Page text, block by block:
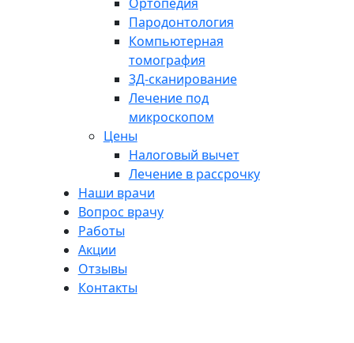
Пародонтология
Компьютерная
томография
3Д-сканирование
Лечение под
микроскопом
Цены
Налоговый вычет
Лечение в рассрочку
Наши врачи
Вопрос врачу
Работы
Акции
Отзывы
Контакты